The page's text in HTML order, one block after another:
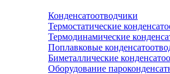
Конденсатоотводчики
Термостатические
Термодинамические
Поплавковые
Биметаллические
Оборудование